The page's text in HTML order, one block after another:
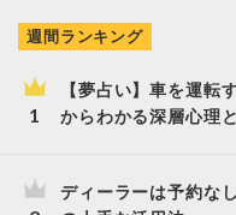
週間ランキング
【夢占い】車を運転
からわかる深層心理
ディーラーは予約な